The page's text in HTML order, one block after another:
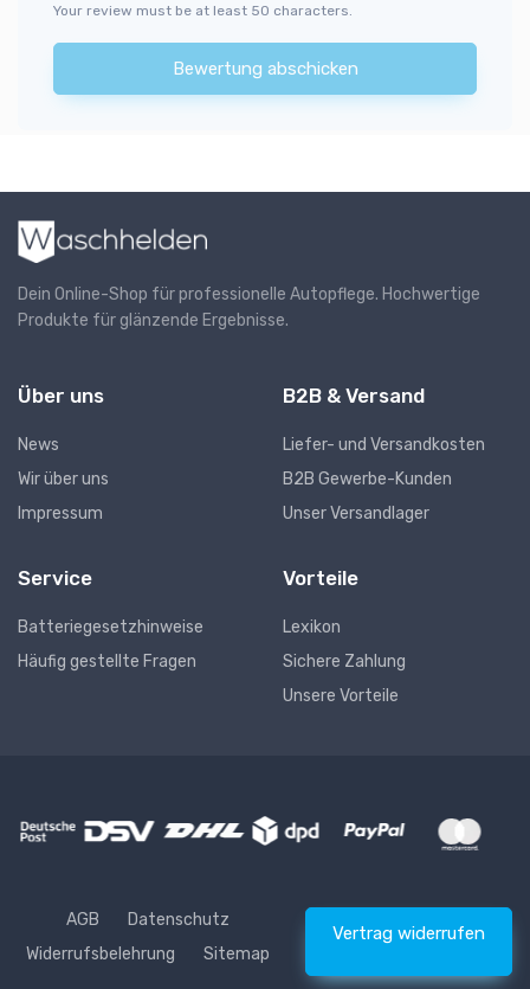
Your review must be at least 50 characters.
Bewertung abschicken
Dein Online-Shop für professionelle Autopflege. Hochwertige
Produkte für glänzende Ergebnisse.
Über uns
News
Wir über uns
Impressum
B2B & Versand
Liefer- und Versandkosten
B2B Gewerbe-Kunden
Unser Versandlager
Service
Batteriegesetzhinweise
Häufig gestellte Fragen
Vorteile
Lexikon
Sichere Zahlung
Unsere Vorteile
AGB
Datenschutz
Widerrufsbelehrung
Sitemap
Vertrag widerrufen